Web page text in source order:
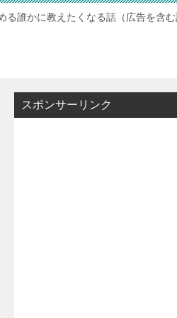
る誰かに教えたくなる話（広告を含む
スポンサーリンク